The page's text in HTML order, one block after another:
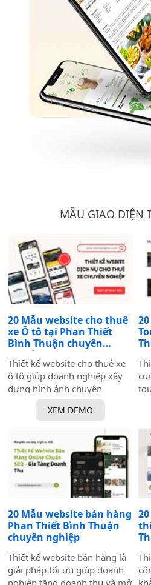
MẪU GIAO DIỆN
20 Mẫu website cho thuê
xe Ô tô tại Phan Thiết
Bình Thuận chuyên
nghiệp
Thiết kế website cho thuê xe
ô tô giúp doanh nghiệp xây
dựng hình ảnh chuyên
nghiệp và thu hút khách
hàng tiềm năng. Với giao
tính năng đặt xe trực tuyến
và báo giá nhanh chóng,
website là giải pháp tối ưu
giúp doanh nghiệp tăng khả
năng tiếp cận khách hàng và
XEM DEMO
20 Mẫu website bán hàng
Phan Thiết Bình Thuận
chuyên nghiệp
Thiết kế website bán hàng là
giải pháp tối ưu giúp doanh
nghiệp tăng doanh thu và mở